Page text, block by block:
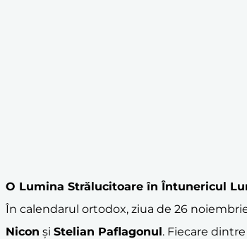
O Lumina Strălucitoare în Întunericul
În calendarul ortodox, ziua de 26
Nicon și Stelian Paflagonul. Fiecare